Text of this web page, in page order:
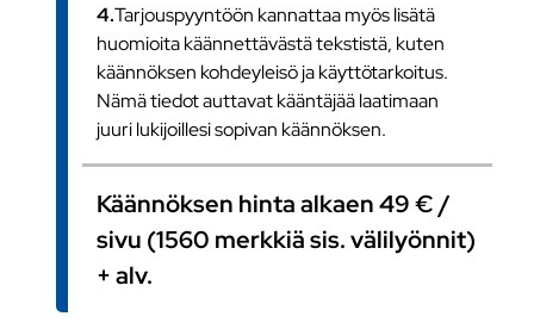
4.Tarjouspyyntöön kannattaa myös lisätä
huomioita käännettävästä tekstistä, kuten
käännöksen kohdeyleisö ja käyttötarkoitus.
Nämä tiedot auttavat kääntäjää laatimaan
juuri lukijoillesi sopivan käännöksen.
Käännöksen hinta alkaen 49 € /
sivu (1560 merkkiä sis. välilyönnit)
+ alv.